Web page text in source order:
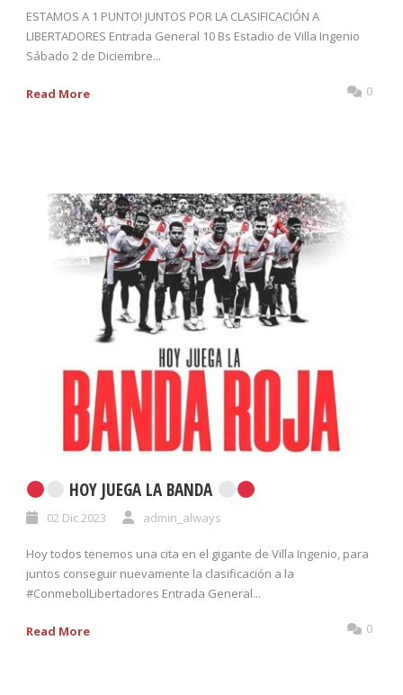
ESTAMOS A 1 PUNTO! JUNTOS POR LA CLASIFICACIÓN A
LIBERTADORES Entrada General 10 Bs Estadio de Villa Ingenio
Sábado 2 de Diciembre...
Read More 0
HOY JUEGA LA BANDA
02 Dic 2023 admin_always
Hoy todos tenemos una cita en el gigante de Villa Ingenio, para
juntos conseguir nuevamente la clasificación a la
#ConmebolLibertadores Entrada General...
Read More 0